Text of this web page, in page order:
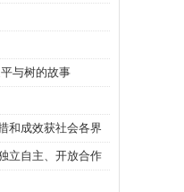
与树的故事
和成效获社会各界
立自主、开放合作